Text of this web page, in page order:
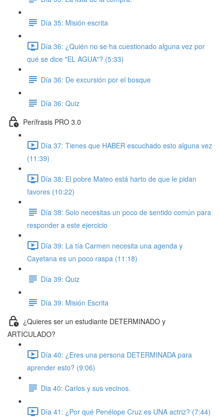
Día 35: Misión escrita
Día 36: ¿Quién no se ha cuestionado alguna vez por
qué se dice "EL AGUA"? (5:33)
Día 36: De excursión por el bosque
Día 36: Quiz
Perífrasis PRO 3.0
Día 37: Tienes que HABER escuchado esto alguna vez
(11:39)
Día 38: El pobre Mateo está harto de que le pidan
favores (10:22)
Día 38: Solo necesitas un poco de sentido común para
responder a este ejercicio
Día 39: La tía Carmen necesita una agenda y
Cayetana es un poco raspa (11:18)
Día 39: Quiz
Día 39: Misión Escrita
¿Quieres ser un estudiante DETERMINADO y
ARTICULADO?
Día 40: ¿Eres una persona DETERMINADA para
aprender esto? (9:06)
Dia 40: Carlos y sus vecinos.
Día 41: ¿Por qué Penélope Cruz es UNA actriz? (7:44)